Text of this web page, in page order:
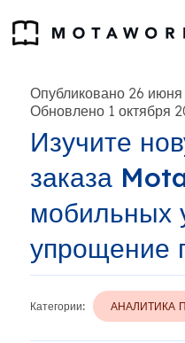
Опубликовано 26 июня
Обновлено 1 октября
Изучите
заказа
мобильных
упрощение
Категории: АНАЛИТИКА